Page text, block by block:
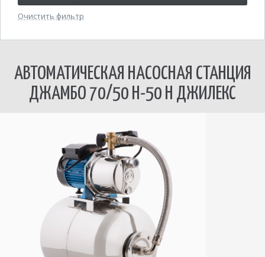
Очистить фильтр
АВТОМАТИЧЕСКАЯ НАСОСНАЯ СТАНЦИЯ
ДЖАМБО 70/50 Н-50 Н ДЖИЛЕКС